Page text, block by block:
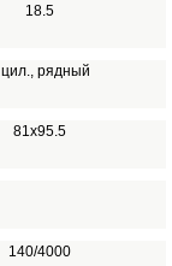
18.5
рядный
81х95.5
140/4000